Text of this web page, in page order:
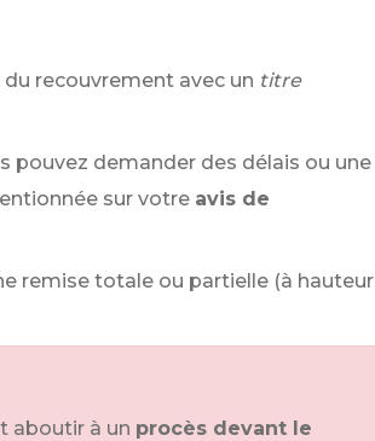
recouvrement avec un titre
pouvez demander des délais ou une
sur votre avis de
remise totale ou partielle (à hauteur
aboutir à un procès devant le